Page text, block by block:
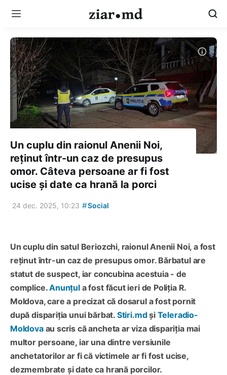
Un cuplu din raionul Anenii Noi,
reținut într-un caz de presupus
omor. Câteva persoane ar fi fost
ucise și date ca hrană la porci
24 dec. 2025, 10:23 #Social
Un cuplu din satul Beriozchi, raionul Anenii Noi, a fost
reținut într-un caz de presupus omor. Bărbatul are
statut de suspect, iar concubina acestuia - de
complice.Anunțula fost făcut ieri de Poliția R.
Moldova, care a precizat că dosarul a fost pornit
după dispariția unui bărbat. Stiri.mdși Teleradio-
Moldovaau scris că ancheta ar viza dispariția mai
multor persoane, iar una dintre versiunile
anchetatorilor ar fi că victimele ar fi fost ucise,
dezmembrate și date ca hrană porcilor.